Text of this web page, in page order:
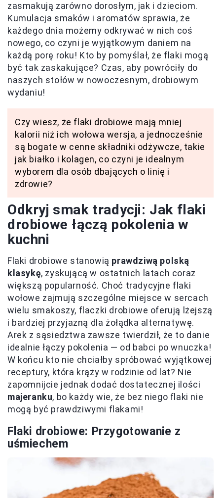
zasmakują zarówno dorosłym, jak i dzieciom.
Kumulacja smaków i aromatów sprawia, że
każdego dnia możemy odkrywać w nich coś
nowego, co czyni je wyjątkowym daniem na
każdą porę roku! Kto by pomyślał, że flaki mogą
być tak zaskakujące? Czas, aby powróciły do
naszych stołów w nowoczesnym, drobiowym
wydaniu!
Czy wiesz, że flaki drobiowe mają mniej
kalorii niż ich wołowa wersja, a jednocześnie
są bogate w cenne składniki odżywcze, takie
jak białko i kolagen, co czyni je idealnym
wyborem dla osób dbających o linię i
zdrowie?
Odkryj smak tradycji: Jak flaki
drobiowe łączą pokolenia w
kuchni
Flaki drobiowe stanowią prawdziwą polską
klasykę, zyskującą w ostatnich latach coraz
większą popularność. Choć tradycyjne flaki
wołowe zajmują szczególne miejsce w sercach
wielu smakoszy, flaczki drobiowe oferują lżejszą
i bardziej przyjazną dla żołądka alternatywę.
Arek z sąsiedztwa zawsze twierdził, że to danie
idealnie łączy pokolenia — od babci po wnuczka!
W końcu kto nie chciałby spróbować wyjątkowej
receptury, która krąży w rodzinie od lat? Nie
zapomnijcie jednak dodać dostatecznej ilości
majeranku, bo każdy wie, że bez niego flaki nie
mogą być prawdziwymi flakami!
Flaki drobiowe: Przygotowanie z
uśmiechem